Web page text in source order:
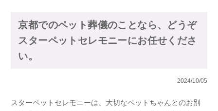
京都でのペット葬儀のことなら、どうぞ
スターペットセレモニーにお任せくださ
い。
2024/10/05
スターペットセレモニーは、大切なペットちゃんとのお別